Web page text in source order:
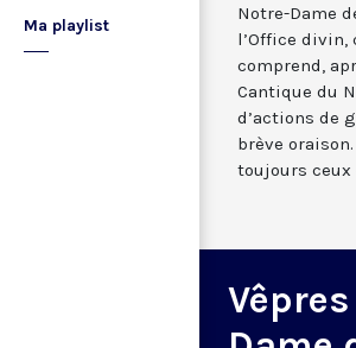
Ma playlist
Notre-Dame
l’Office divin,
comprend,
Cantique du
d’actions de
brève
toujours ceux